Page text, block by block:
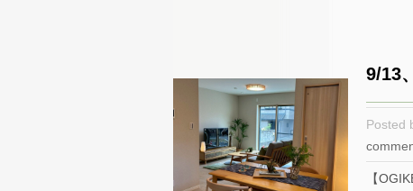
9/13
Posted
【